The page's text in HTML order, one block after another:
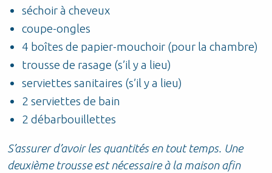
séchoir à cheveux
coupe-ongles
4 boîtes de papier-mouchoir (pour la chambre)
trousse de rasage (s’il y a lieu)
serviettes sanitaires (s’il y a lieu)
2 serviettes de bain
2 débarbouillettes
S’assurer d’avoir les quantités en tout temps. Une
deuxième trousse est nécessaire à la maison afin